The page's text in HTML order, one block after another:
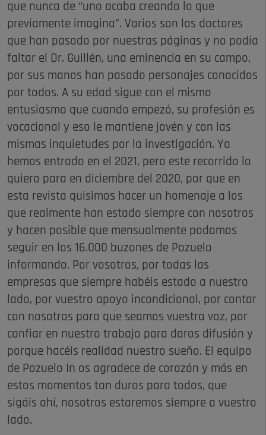
que nunca de “uno acaba creando lo que
previamente imagina”. Varios son los doctores
que han pasado por nuestras páginas y no podía
faltar el Dr. Guillén, una eminencia en su campo,
por sus manos han pasado personajes conocidos
por todos. A su edad sigue con el mismo
entusiasmo que cuando empezó, su profesión es
vocacional y eso le mantiene jovén y con las
mismas inquietudes por la investigación. Ya
hemos entrado en el 2021, pero este recorrido lo
quiero para en diciembre del 2020, por que en
esta revista quisimos hacer un homenaje a los
que realmente han estado siempre con nosotros
y hacen posible que mensualmente podamos
seguir en los 16.000 buzones de Pozuelo
informando. Por vosotros, por todas las
empresas que siempre habéis estado a nuestro
lado, por vuestro apoyo incondicional, por contar
con nosotros para que seamos vuestra voz, por
confiar en nuestro trabajo para daros difusión y
porque hacéis realidad nuestro sueño. El equipo
de Pozuelo In os agradece de corazón y más en
estos momentos tan duros para todos, que
sigáis ahí, nosotros estaremos siempre a vuestro
lado.